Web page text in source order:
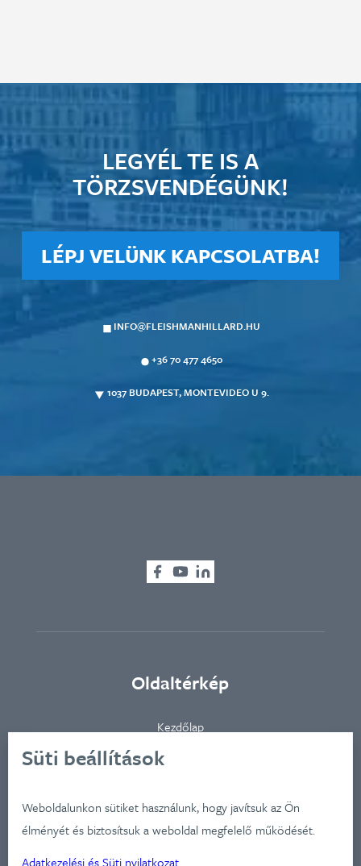
Süti beállítások
Weboldalunkon sütiket használunk, hogy javítsuk az Ön
élményét és biztosítsuk a weboldal megfelelő működését.
Adatkezelési és Süti nyilatkozat
LEGYÉL TE IS A
TÖRZSVENDÉGÜNK!
LÉPJ VELÜNK KAPCSOLATBA!
INFO@FLEISHMANHILLARD.HU
+36 70 477 4650
1037 BUDAPEST, MONTEVIDEO U 9.
Oldaltérkép
Kezdőlap
Ügynökségünkről
Iparágak
Szolgátatásaink